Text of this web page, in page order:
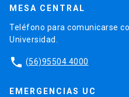
MESA CENTRAL
Teléfono para comunicarse
Universidad.
phone (56)95504 4000
EMERGENCIAS UC